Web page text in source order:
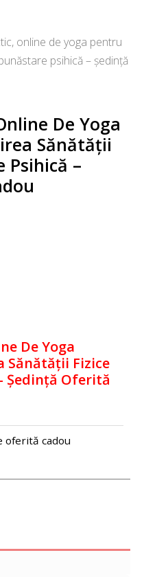
online de yoga pentru
psihică – ședință
De Yoga
Sănătății
Psihică –
De Yoga
Sănătății Fizice
Ședință Oferită
oferită cadou